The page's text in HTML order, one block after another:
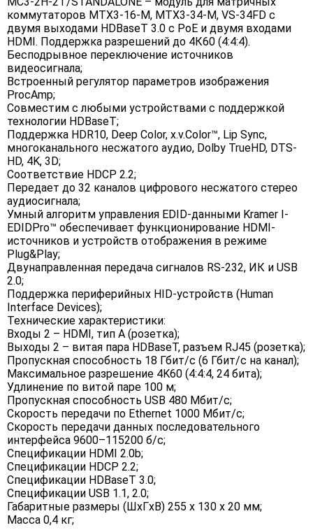
коммутаторов MTX3-16-M, MTX3-34-M, VS-34FD c
двумя выходами HDBaseT 3.0 с PoE и двумя входами
HDMI. Поддержка разрешений до 4К60 (4:4:4).
Бесподрывное переключение источников
видеосигнала;
Встроенный регулятор параметров изображения
ProcAmp;
Совместим с любыми устройствами с поддержкой
технологии HDBaseT;
Поддержка HDR10, Deep Color, x.v.Color™, Lip Sync,
многоканального несжатого аудио, Dolby TrueHD, DTS-
HD, 4K, 3D;
Соответствие HDCP 2.2;
Передает до 32 каналов цифрового несжатого стерео
аудиосигнала;
Умный алгоритм управления EDID-данными Kramer I-
EDIDPro™ обеспечивает функционирование HDMI-
источников и устройств отображения в режиме
Plug&Play;
Двунаправленная передача сигналов RS-232, ИК и USB
2.0;
Поддержка периферийных HID-устройств (Human
Interface Devices);
Технические характеристики:
Входы 2 – HDMI, тип A (розетка);
Выходы 2 – витая пара HDBaseT, разъем RJ45 (розетка);
Пропускная способность 18 Гбит/с (6 Гбит/с на канал);
Максимальное разрешение 4K60 (4:4:4, 24 бита);
Удлинение по витой паре 100 м;
Пропускная способность USB 480 Мбит/с;
Скорость передачи по Ethernet 1000 Мбит/с;
Скорость передачи данных последовательного
интерфейса 9600–115200 б/с;
Спецификации HDMI 2.0b;
Спецификации HDCP 2.2;
Спецификации HDBaseT 3.0;
Спецификации USB 1.1, 2.0;
Габаритные размеры (ШxГxВ) 255 x 130 x 20 мм;
Масса 0,4 кг;